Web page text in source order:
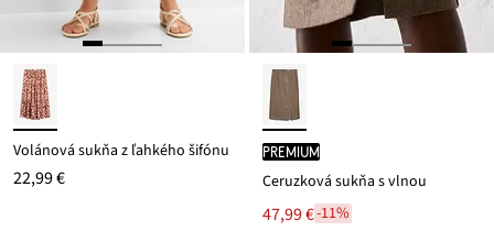
Volánová sukňa z ľahkého šifónu
22,99 €
PREMIUM
Ceruzková sukňa s vlnou
47,99 €-11%